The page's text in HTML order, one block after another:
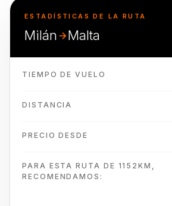
ESTADÍSTICAS DE LA RUTA
Milán Malta
TIEMPO DE VUELO
DISTANCIA
PRECIO DESDE
PARA ESTA RUTA DE 1152KM,
RECOMENDAMOS: